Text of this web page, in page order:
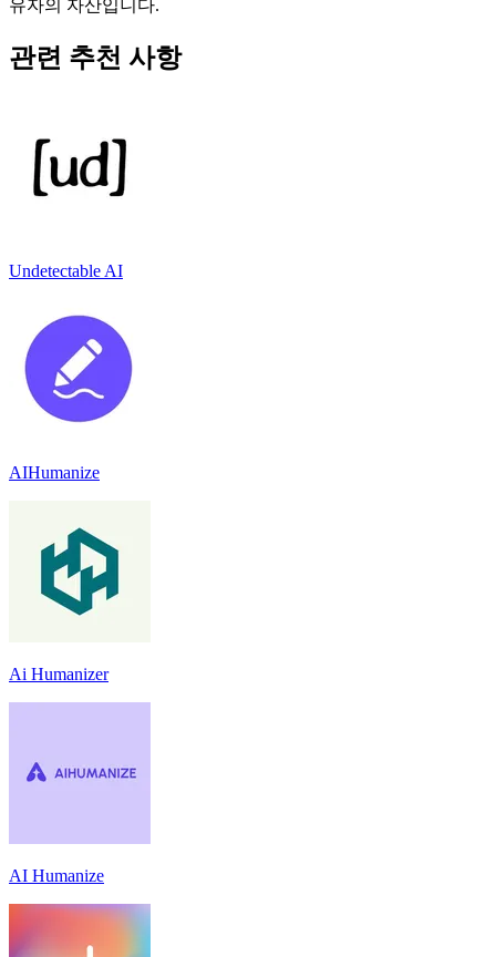
유자의 자산입니다.
관련 추천 사항
Undetectable AI
AIHumanize
Ai Humanizer
AI Humanize